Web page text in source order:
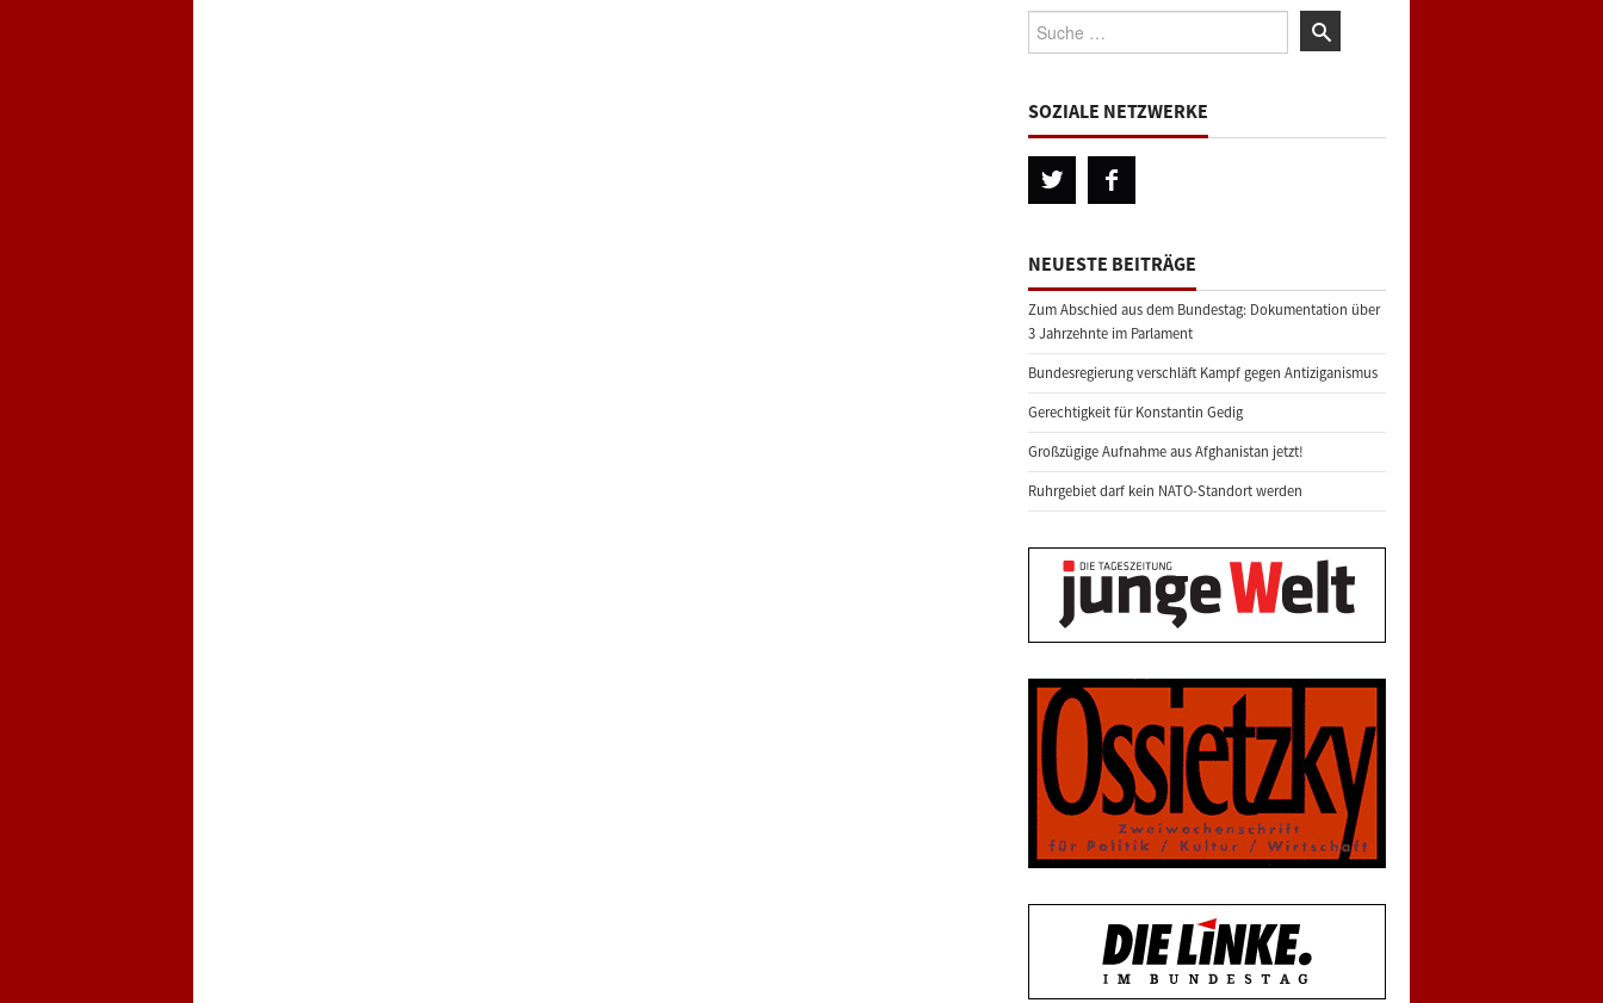
Suche:
SOZIALE NETZWERKE
NEUESTE BEITRÄGE
Zum Abschied aus dem Bundestag: Dokumentation über
3 Jahrzehnte im Parlament
Bundesregierung verschläft Kampf gegen Antiziganismus
Gerechtigkeit für Konstantin Gedig
Großzügige Aufnahme aus Afghanistan jetzt!
Ruhrgebiet darf kein NATO-Standort werden